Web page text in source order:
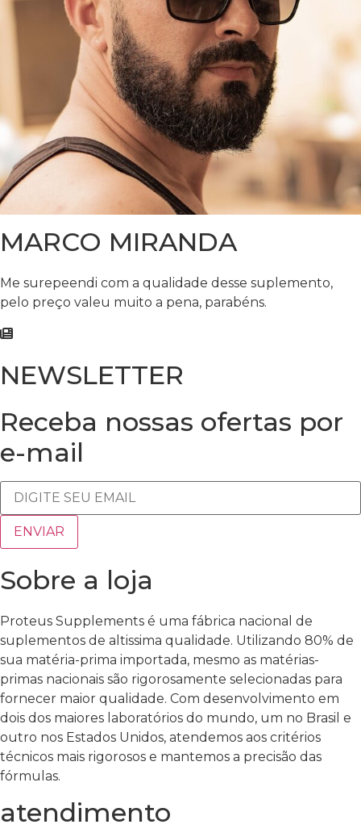
MARCO MIRANDA
Me surepeendi com a qualidade desse suplemento,
pelo preço valeu muito a pena, parabéns.
NEWSLETTER
Receba nossas ofertas por
e-mail
Sobre a loja
Proteus Supplements é uma fábrica nacional de
suplementos de altissima qualidade. Utilizando 80% de
sua matéria-prima importada, mesmo as matérias-
primas nacionais são rigorosamente selecionadas para
fornecer maior qualidade. Com desenvolvimento em
dois dos maiores laboratórios do mundo, um no Brasil e
outro nos Estados Unidos, atendemos aos critérios
técnicos mais rigorosos e mantemos a precisão das
fórmulas.
atendimento